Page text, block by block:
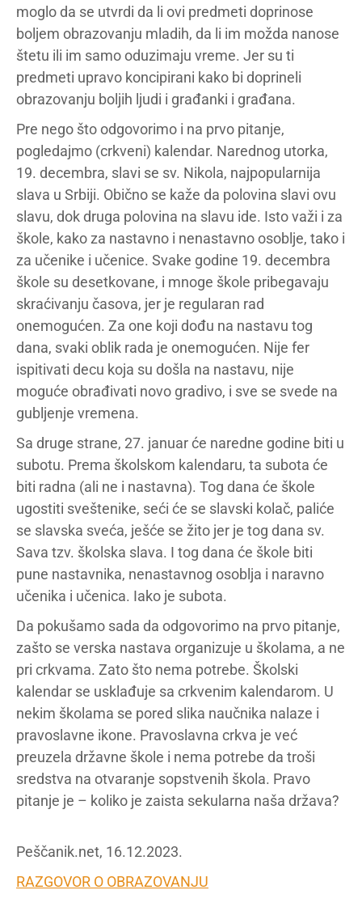
moglo da se utvrdi da li ovi predmeti doprinose
boljem obrazovanju mladih, da li im možda nanose
štetu ili im samo oduzimaju vreme. Jer su ti
predmeti upravo koncipirani kako bi doprineli
obrazovanju boljih ljudi i građanki i građana.
Pre nego što odgovorimo i na prvo pitanje,
pogledajmo (crkveni) kalendar. Narednog utorka,
19. decembra, slavi se sv. Nikola, najpopularnija
slava u Srbiji. Obično se kaže da polovina slavi ovu
slavu, dok druga polovina na slavu ide. Isto važi i za
škole, kako za nastavno i nenastavno osoblje, tako i
za učenike i učenice. Svake godine 19. decembra
škole su desetkovane, i mnoge škole pribegavaju
skraćivanju časova, jer je regularan rad
onemogućen. Za one koji dođu na nastavu tog
dana, svaki oblik rada je onemogućen. Nije fer
ispitivati decu koja su došla na nastavu, nije
moguće obrađivati novo gradivo, i sve se svede na
gubljenje vremena.
Sa druge strane, 27. januar će naredne godine biti u
subotu. Prema školskom kalendaru, ta subota će
biti radna (ali ne i nastavna). Tog dana će škole
ugostiti sveštenike, seći će se slavski kolač, paliće
se slavska sveća, ješće se žito jer je tog dana sv.
Sava tzv. školska slava. I tog dana će škole biti
pune nastavnika, nenastavnog osoblja i naravno
učenika i učenica. Iako je subota.
Da pokušamo sada da odgovorimo na prvo pitanje,
zašto se verska nastava organizuje u školama, a ne
pri crkvama. Zato što nema potrebe. Školski
kalendar se usklađuje sa crkvenim kalendarom. U
nekim školama se pored slika naučnika nalaze i
pravoslavne ikone. Pravoslavna crkva je već
preuzela državne škole i nema potrebe da troši
sredstva na otvaranje sopstvenih škola. Pravo
pitanje je – koliko je zaista sekularna naša država?
Peščanik.net, 16.12.2023.
RAZGOVOR O OBRAZOVANJU